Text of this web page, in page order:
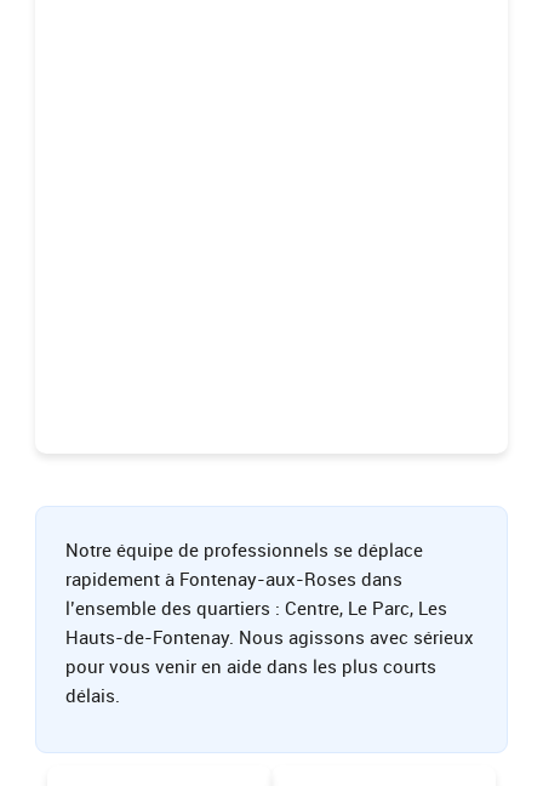
Notre équipe de professionnels se déplace
rapidement à Fontenay-aux-Roses dans
l’ensemble des quartiers : Centre, Le Parc, Les
Hauts-de-Fontenay. Nous agissons avec sérieux
pour vous venir en aide dans les plus courts
délais.